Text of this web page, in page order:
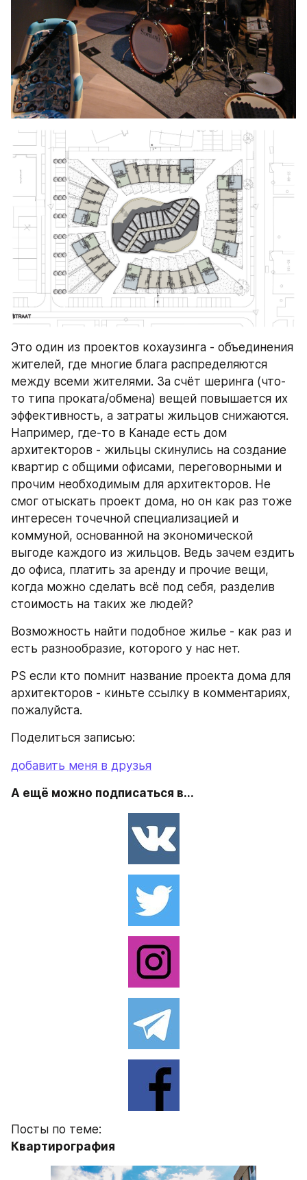
Это один из проектов кохаузинга - объединения
жителей, где многие блага распределяются
между всеми жителями. За счёт шеринга (что-
то типа проката/обмена) вещей повышается их
эффективность, а затраты жильцов снижаются.
Например, где-то в Канаде есть дом
архитекторов - жильцы скинулись на создание
квартир с общими офисами, переговорными и
прочим необходимым для архитекторов. Не
смог отыскать проект дома, но он как раз тоже
интересен точечной специализацией и
коммуной, основанной на экономической
выгоде каждого из жильцов. Ведь зачем ездить
до офиса, платить за аренду и прочие вещи,
когда можно сделать всё под себя, разделив
стоимость на таких же людей?
Возможность найти подобное жилье - как раз и
есть разнообразие, которого у нас нет.
PS если кто помнит название проекта дома для
архитекторов - киньте ссылку в комментариях,
пожалуйста.
Поделиться записью:
добавить меня в друзья
А ещё можно подписаться в...
Посты по теме:
Квартирография